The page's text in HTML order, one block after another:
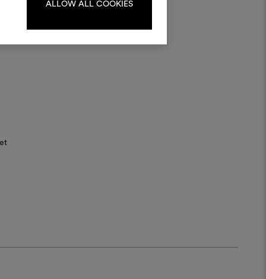
ALLOW ALL COOKIES
S'IDENTIFIER